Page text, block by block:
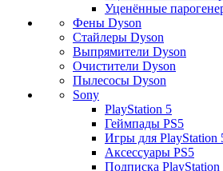
Уценённые
Фены Dyson
Стайлеры Dyson
Выпрямители Dyson
Очистители Dyson
Пылесосы Dyson
Sony
PlayStation 5
Геймпады PS5
Игры для PlayStation
Аксессуары PS5
Подписка PlayStation